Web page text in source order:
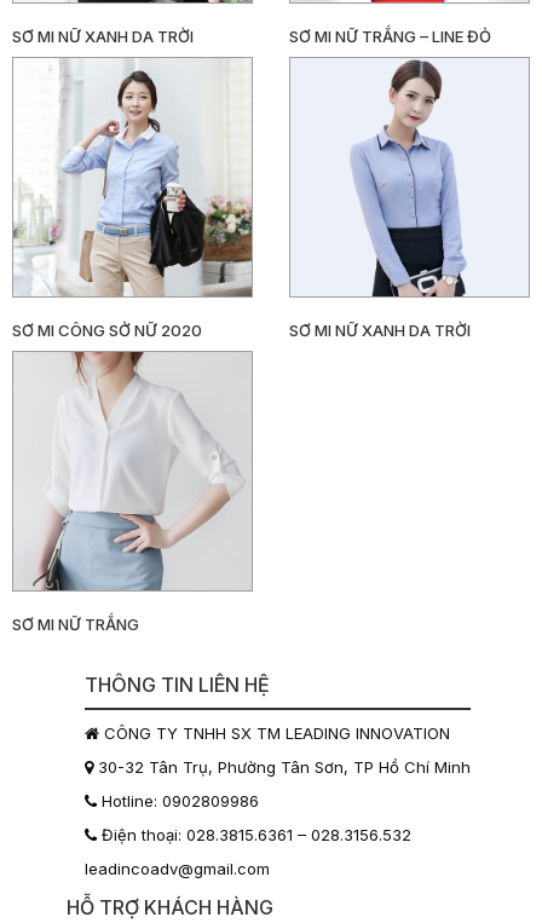
SƠ MI NỮ XANH DA TRỜI SƠ MI NỮ TRẮNG – LINE ĐỎ
SƠ MI CÔNG SỞ NỮ 2020 SƠ MI NỮ XANH DA TRỜI
SƠ MI NỮ TRẮNG
THÔNG TIN LIÊN HỆ
CÔNG TY TNHH SX TM LEADING INNOVATION
30-32 Tân Trụ, Phường Tân Sơn, TP Hồ Chí Minh
Hotline: 0902809986
Điện thoại: 028.3815.6361 – 028.3156.532
leadincoadv@gmail.com
HỖ TRỢ KHÁCH HÀNG